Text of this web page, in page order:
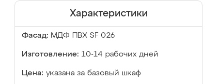
Характеристики
Фасад: МДФ ПВХ SF 026
Изготовление: 10-14 рабочих дней
Цена: указана за базовый шкаф